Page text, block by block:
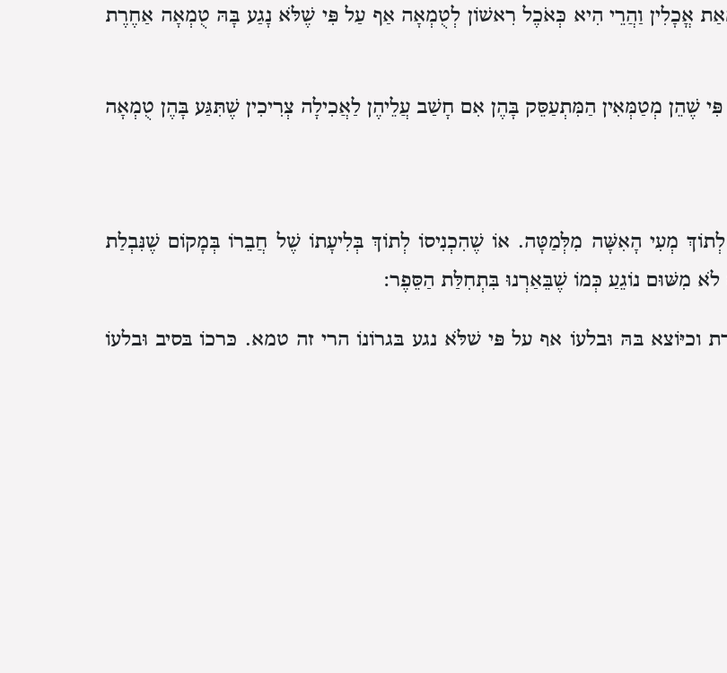
אֳכָלִין וַהֲרֵי הִיא כְּאֹכֶל רִאשׁוֹן לְטֻמְאָה אַף עַל פִּי שֶׁלֹּא נָגַע בָּהּ טֻמְאָה אַחֶרֶת
פִּי שֶׁהֵן מְטַמְּאִין הַמִּתְעַסֵּק בָּהֶן אִם חָשַׁב עֲלֵיהֶן לַאֲכִילָה צְרִיכִין שֶׁתִּגַּע בָּהֶן טֻמְאָה
מְעִי הָאִשָּׁה מִלְּמַטָּה. אוֹ שֶׁהִכְנִיסוֹ לְתוֹךְ בְּלִיעָתוֹ שֶׁל חֲבֵרוֹ בְּמָקוֹם שֶׁנִּבְלַת
מִשּׁוּם נוֹגֵעַ כְּמוֹ שֶׁבֵּאַרְנוּ בִּתְחִלַּת הַסֵּפֶר:
בָּהּ וּבְלָעוֹ אַף עַל פִּי שֶׁלֹּא נָגַע בִּגְרוֹנוֹ הֲרֵי זֶה טָמֵא. כְּרָכוֹ בְּסִיב וּבְלָעוֹ